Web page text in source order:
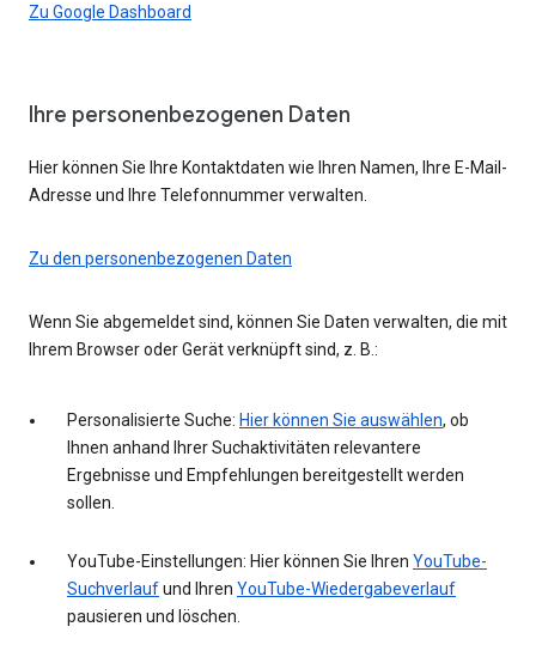
Zu Google Dashboard
Ihre personenbezogenen Daten
Hier können Sie Ihre Kontaktdaten wie Ihren Namen, Ihre E-Mail-
Adresse und Ihre Telefonnummer verwalten.
Zu den personenbezogenen Daten
Wenn Sie abgemeldet sind, können Sie Daten verwalten, die mit
Ihrem Browser oder Gerät verknüpft sind, z. B.:
Personalisierte Suche: Hier können Sie auswählen, ob
Ihnen anhand Ihrer Suchaktivitäten relevantere
Ergebnisse und Empfehlungen bereitgestellt werden
sollen.
YouTube-Einstellungen: Hier können Sie Ihren YouTube-
Suchverlaufund Ihren YouTube-Wiedergabeverlauf
pausieren und löschen.